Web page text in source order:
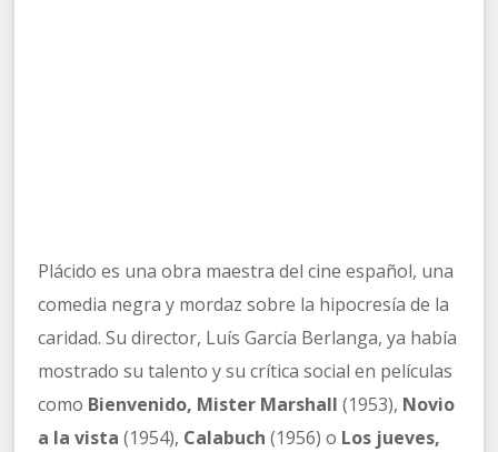
Plácido es una obra maestra del cine español, una
comedia negra y mordaz sobre la hipocresía de la
caridad. Su director, Luís García Berlanga, ya había
mostrado su talento y su crítica social en películas
como Bienvenido, Mister Marshall(1953), Novio
a la vista (1954), Calabuch (1956) o Los jueves,